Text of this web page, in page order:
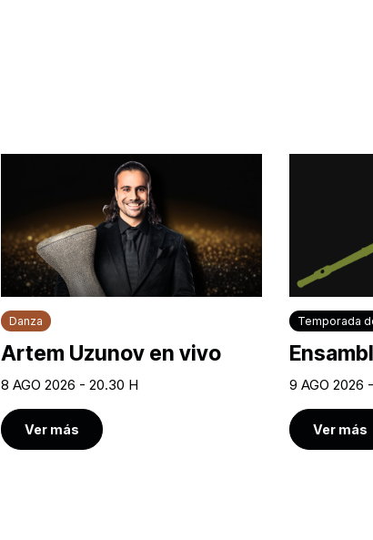
Danza
Artem Uzunov en vivo
8 AGO 2026 - 20.30 H
Ver más
Temporada
9 AGO 2026
Ver más